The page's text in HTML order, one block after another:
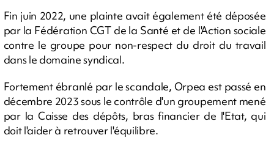
Fin juin 2022, une plainte avait également été déposée
par la Fédération CGT de la Santé et de l'Action sociale
contre le groupe pour non-respect du droit du travail
dans le domaine syndical.
Fortement ébranlé par le scandale, Orpea est passé en
décembre 2023 sous le contrôle d'un groupement mené
par la Caisse des dépôts, bras financier de l'Etat, qui
doit l'aider à retrouver l'équilibre.